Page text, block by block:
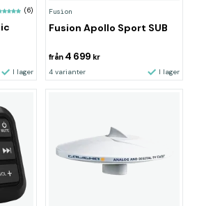
(6)
I lager
Fusion
Fusion Apollo Sport SUB
från 4 699 kr
4 varianter I lager